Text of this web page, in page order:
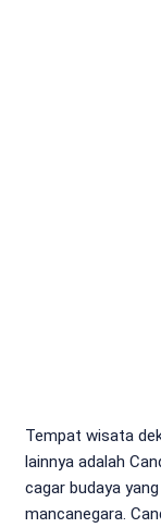
Tempat wisata
lainnya adalah
cagar budaya
mancanegara.